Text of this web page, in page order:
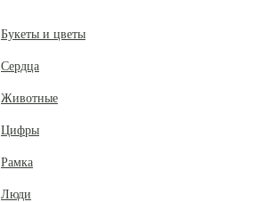
Букеты и цветы
Сердца
Животные
Цифры
Рамка
Люди